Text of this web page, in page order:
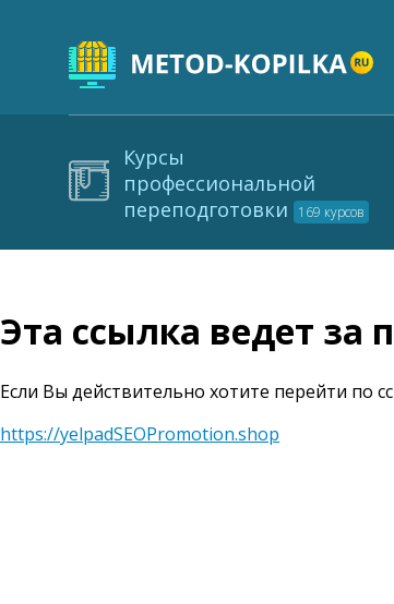
Курсы
профессиональной
переподготовки
169 курсов
Эта ссылка ведет за
Если Вы действительно хотите перейти по
https://yelpadSEOPromotion.shop